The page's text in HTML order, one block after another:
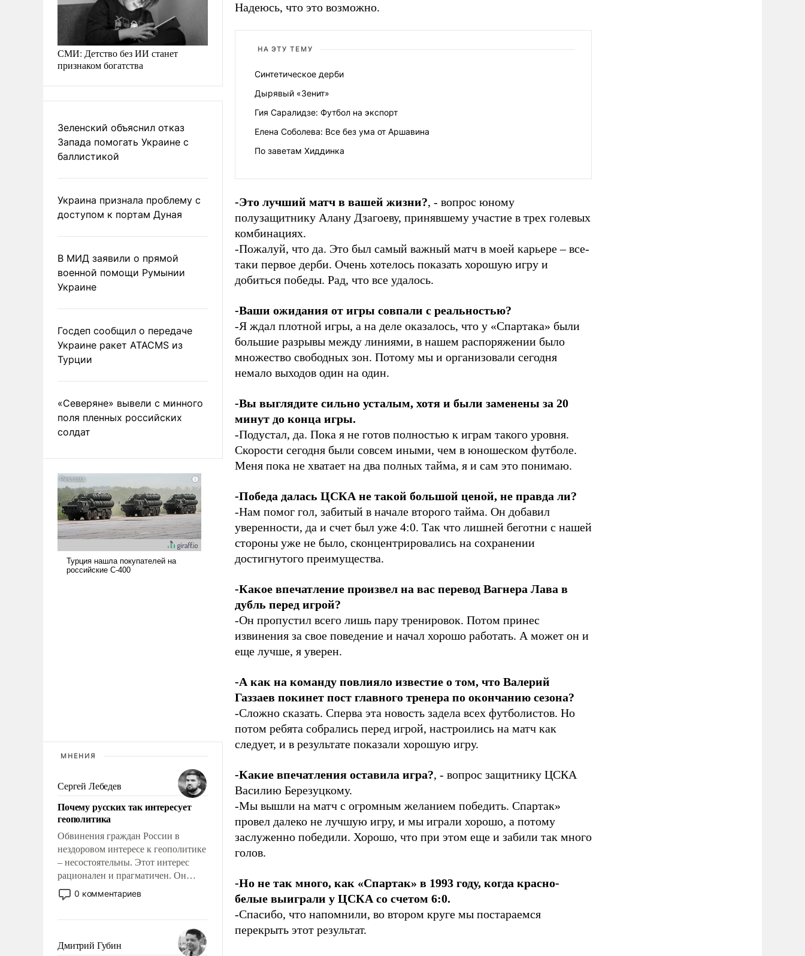
СМИ: Детство без ИИ станет
признаком богатства
Зеленский объяснил отказ
Запада помогать Украине с
баллистикой
Украина признала проблему с
доступом к портам Дуная
В МИД заявили о прямой
военной помощи Румынии
Украине
Госдеп сообщил о передаче
Украине ракет ATACMS из
Турции
«Северяне» вывели с минного
поля пленных российских
солдат
МНЕНИЯ
Сергей Лебедев
Почему русских так интересует
геополитика
Обвинения граждан России в
нездоровом интересе к геополитике
– несостоятельны. Этот интерес
рационален и прагматичен. Он
обусловлен тысячелетним опытом
выживания в крайне непростых
знанием, что мировая политика
имеет свойство заявляться на порог
0 комментариев
Дмитрий Губин
Надеюсь, что это возможно.
НА ЭТУ ТЕМУ
Синтетическое дерби
Дырявый «Зенит»
Гия Саралидзе: Футбол на экспорт
Елена Соболева: Все без ума от Аршавина
По заветам Хиддинка
-Это лучший матч в вашей жизни?, - вопрос юному
полузащитнику Алану Дзагоеву, принявшему участие в трех голевых
комбинациях.
-Пожалуй, что да. Это был самый важный матч в моей карьере – все-
таки первое дерби. Очень хотелось показать хорошую игру и
добиться победы. Рад, что все удалось.
-Ваши ожидания от игры совпали с реальностью?
-Я ждал плотной игры, а на деле оказалось, что у «Спартака» были
большие разрывы между линиями, в нашем распоряжении было
множество свободных зон. Потому мы и организовали сегодня
немало выходов один на один.
-Вы выглядите сильно усталым, хотя и были заменены за 20
минут до конца игры.
-Подустал, да. Пока я не готов полностью к играм такого уровня.
Скорости сегодня были совсем иными, чем в юношеском футболе.
Меня пока не хватает на два полных тайма, я и сам это понимаю.
-Победа далась ЦСКА не такой большой ценой, не правда ли?
-Нам помог гол, забитый в начале второго тайма. Он добавил
уверенности, да и счет был уже 4:0. Так что лишней беготни с нашей
стороны уже не было, сконцентрировались на сохранении
достигнутого преимущества.
-Какое впечатление произвел на вас перевод Вагнера Лава в
дубль перед игрой?
-Он пропустил всего лишь пару тренировок. Потом принес
извинения за свое поведение и начал хорошо работать. А может он и
еще лучше, я уверен.
-А как на команду повлияло известие о том, что Валерий
Газзаев покинет пост главного тренера по окончанию сезона?
-Сложно сказать. Сперва эта новость задела всех футболистов. Но
потом ребята собрались перед игрой, настроились на матч как
следует, и в результате показали хорошую игру.
-Какие впечатления оставила игра?, - вопрос защитнику ЦСКА
Василию Березуцкому.
-Мы вышли на матч с огромным желанием победить. Спартак»
провел далеко не лучшую игру, и мы играли хорошо, а потому
заслуженно победили. Хорошо, что при этом еще и забили так много
голов.
-Но не так много, как «Спартак» в 1993 году, когда красно-
белые выиграли у ЦСКА со счетом 6:0.
-Спасибо, что напомнили, во втором круге мы постараемся
перекрыть этот результат.